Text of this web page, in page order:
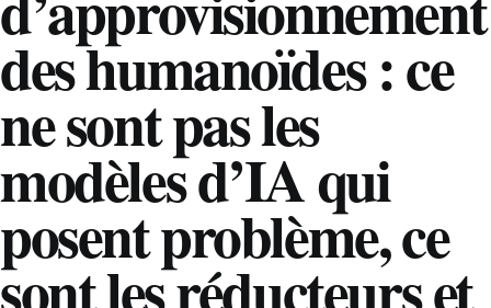
des humanoïdes : ce
ne sont pas les
modèles d’IA qui
posent problème, ce
sont les réducteurs et